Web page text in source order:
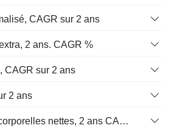
CAGR sur 2 ans
2 ans. CAGR %
CAGR sur 2 ans
2 ans
Immobilisations corporelles nettes, 2 ans CAGR %